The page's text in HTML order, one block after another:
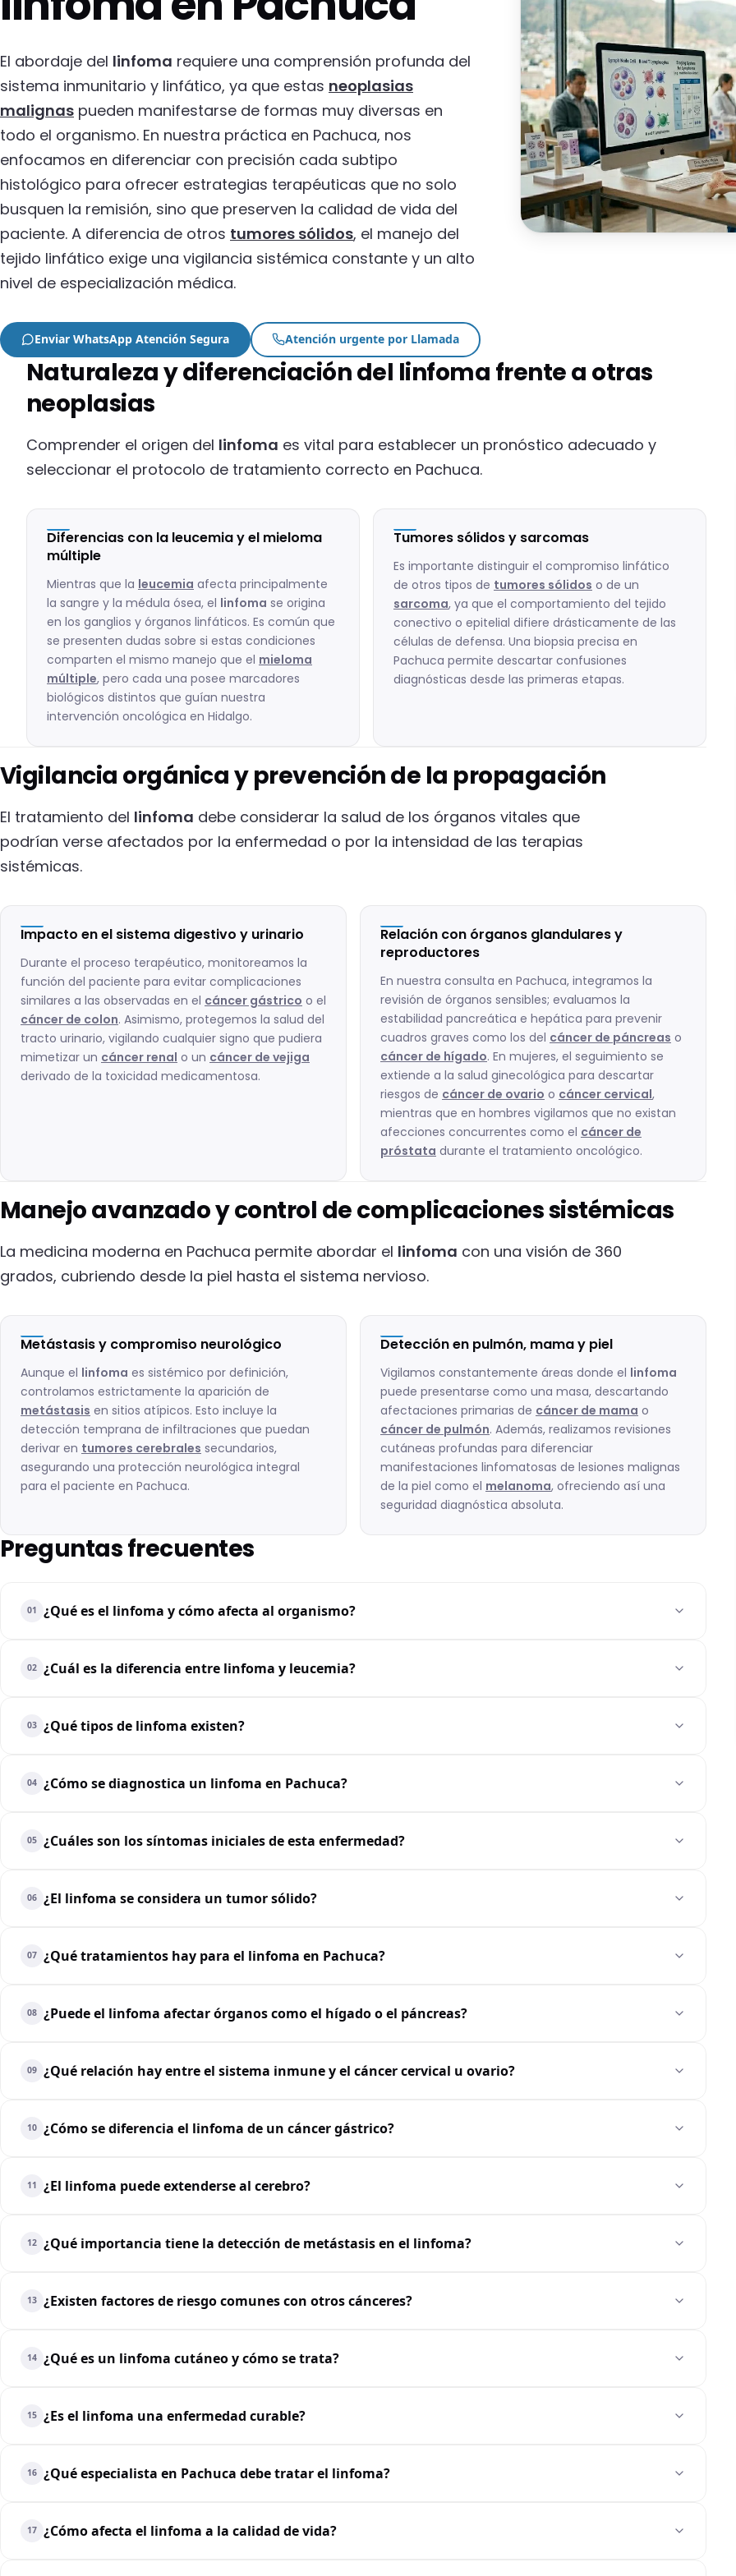
El abordaje del linfoma requiere una comprensión profunda del
sistema inmunitario y linfático, ya que estas neoplasias
malignas pueden manifestarse de formas muy diversas en
todo el organismo. En nuestra práctica en Pachuca, nos
enfocamos en diferenciar con precisión cada subtipo
histológico para ofrecer estrategias terapéuticas que no solo
busquen la remisión, sino que preserven la calidad de vida del
paciente. A diferencia de otros tumores sólidos, el manejo del
tejido linfático exige una vigilancia sistémica constante y un alto
nivel de especialización médica.
Enviar WhatsApp Atención Segura Atención urgente por Llamada
Naturaleza y diferenciación del linfoma frente a otras
neoplasias
Comprender el origen del linfoma es vital para establecer un pronóstico adecuado y
seleccionar el protocolo de tratamiento correcto en Pachuca.
Diferencias con la leucemia y el mieloma
múltiple
Mientras que la leucemia afecta principalmente
la sangre y la médula ósea, el linfoma se origina
en los ganglios y órganos linfáticos. Es común que
se presenten dudas sobre si estas condiciones
comparten el mismo manejo que el mieloma
múltiple, pero cada una posee marcadores
biológicos distintos que guían nuestra
intervención oncológica en Hidalgo.
Tumores sólidos y sarcomas
Es importante distinguir el compromiso linfático
de otros tipos de tumores sólidos o de un
sarcoma, ya que el comportamiento del tejido
conectivo o epitelial difiere drásticamente de las
células de defensa. Una biopsia precisa en
Pachuca permite descartar confusiones
diagnósticas desde las primeras etapas.
Vigilancia orgánica y prevención de la propagación
El tratamiento del linfoma debe considerar la salud de los órganos vitales que
podrían verse afectados por la enfermedad o por la intensidad de las terapias
sistémicas.
Impacto en el sistema digestivo y urinario
Durante el proceso terapéutico, monitoreamos la
función del paciente para evitar complicaciones
similares a las observadas en el cáncer gástrico o el
cáncer de colon. Asimismo, protegemos la salud del
tracto urinario, vigilando cualquier signo que pudiera
mimetizar un cáncer renal o un cáncer de vejiga
derivado de la toxicidad medicamentosa.
Relación con órganos glandulares y
reproductores
En nuestra consulta en Pachuca, integramos la
revisión de órganos sensibles; evaluamos la
estabilidad pancreática e hepática para prevenir
cuadros graves como los del cáncer de páncreas o
cáncer de hígado. En mujeres, el seguimiento se
extiende a la salud ginecológica para descartar
riesgos de cáncer de ovario o cáncer cervical,
mientras que en hombres vigilamos que no existan
afecciones concurrentes como el cáncer de
próstata durante el tratamiento oncológico.
Manejo avanzado y control de complicaciones sistémicas
La medicina moderna en Pachuca permite abordar el linfoma con una visión de 360
grados, cubriendo desde la piel hasta el sistema nervioso.
Metástasis y compromiso neurológico
Aunque el linfoma es sistémico por definición,
controlamos estrictamente la aparición de
metástasis en sitios atípicos. Esto incluye la
detección temprana de infiltraciones que puedan
derivar en tumores cerebrales secundarios,
asegurando una protección neurológica integral
para el paciente en Pachuca.
Detección en pulmón, mama y piel
Vigilamos constantemente áreas donde el linfoma
puede presentarse como una masa, descartando
afectaciones primarias de cáncer de mama o
cáncer de pulmón. Además, realizamos revisiones
cutáneas profundas para diferenciar
manifestaciones linfomatosas de lesiones malignas
de la piel como el melanoma, ofreciendo así una
seguridad diagnóstica absoluta.
Preguntas frecuentes
01 ¿Qué es el linfoma y cómo afecta al organismo?
02 ¿Cuál es la diferencia entre linfoma y leucemia?
03 ¿Qué tipos de linfoma existen?
04 ¿Cómo se diagnostica un linfoma en Pachuca?
05 ¿Cuáles son los síntomas iniciales de esta enfermedad?
06 ¿El linfoma se considera un tumor sólido?
07 ¿Qué tratamientos hay para el linfoma en Pachuca?
08 ¿Puede el linfoma afectar órganos como el hígado o el páncreas?
09 ¿Qué relación hay entre el sistema inmune y el cáncer cervical u ovario?
10 ¿Cómo se diferencia el linfoma de un cáncer gástrico?
11 ¿El linfoma puede extenderse al cerebro?
12 ¿Qué importancia tiene la detección de metástasis en el linfoma?
13 ¿Existen factores de riesgo comunes con otros cánceres?
14 ¿Qué es un linfoma cutáneo y cómo se trata?
15 ¿Es el linfoma una enfermedad curable?
16 ¿Qué especialista en Pachuca debe tratar el linfoma?
17 ¿Cómo afecta el linfoma a la calidad de vida?